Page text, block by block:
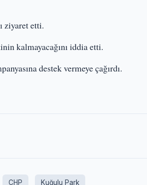
ziyaret etti.
kalmayacağını iddia etti.
destek vermeye çağırdı.
CHP Kuğulu Park